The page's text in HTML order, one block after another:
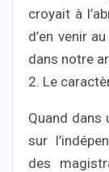
croyait à
d’en venir
dans notre
2. Le
Quand dans
sur
des